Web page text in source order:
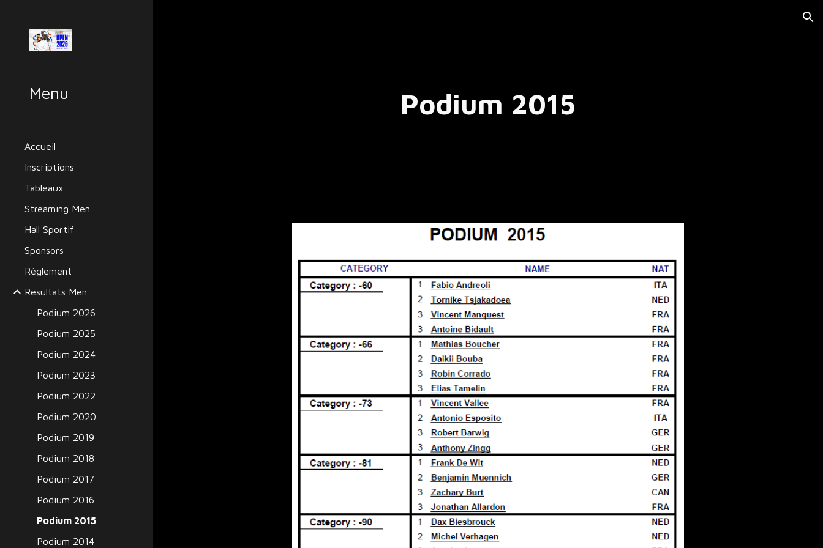
Menu
Accueil
Inscriptions
Tableaux
Streaming Men
Hall Sportif
Sponsors
Règlement
Resultats Men
Podium 2026
Podium 2025
Podium 2024
Podium 2023
Podium 2022
Podium 2020
Podium 2019
Podium 2018
Podium 2017
Podium 2016
Podium 2015
Podium 2014
Podium 2015